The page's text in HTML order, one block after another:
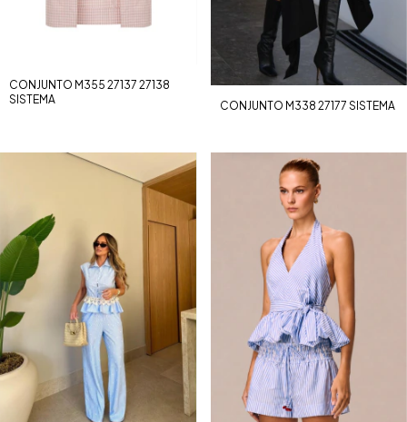
CONJUNTO M355 27137 27138
SISTEMA
CONJUNTO M338 27177 SISTEMA